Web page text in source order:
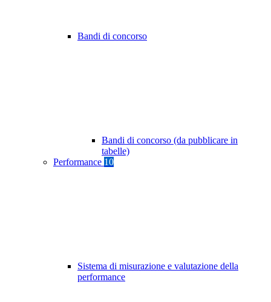
Bandi di concorso
Bandi di concorso (da pubblicare in
tabelle)
Performance 10
Sistema di misurazione e valutazione della
performance